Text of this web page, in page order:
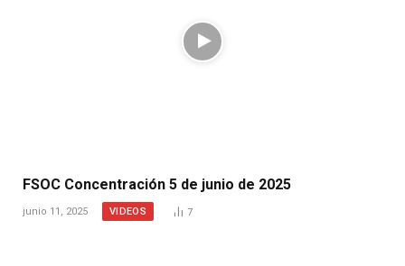
FSOC Concentración 5 de junio de 2025
junio 11, 2025 VIDEOS 7